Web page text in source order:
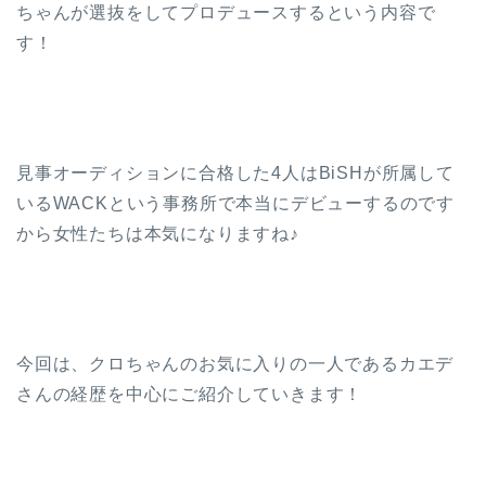
ちゃんが選抜をしてプロデュースするという内容で
す！
見事オーディションに合格した4人はBiSHが所属して
いるWACKという事務所で本当にデビューするのです
から女性たちは本気になりますね♪
今回は、クロちゃんのお気に入りの一人であるカエデ
さんの経歴を中心にご紹介していきます！